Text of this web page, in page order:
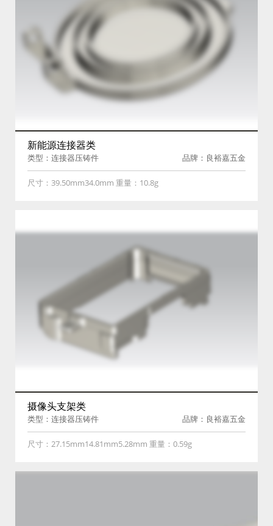
新能源连接器类
类型：连接器压铸件 品牌：良裕嘉五金
尺寸：39.50mm34.0mm 重量：10.8g
摄像头支架类
类型：连接器压铸件 品牌：良裕嘉五金
尺寸：27.15mm14.81mm5.28mm 重量：0.59g